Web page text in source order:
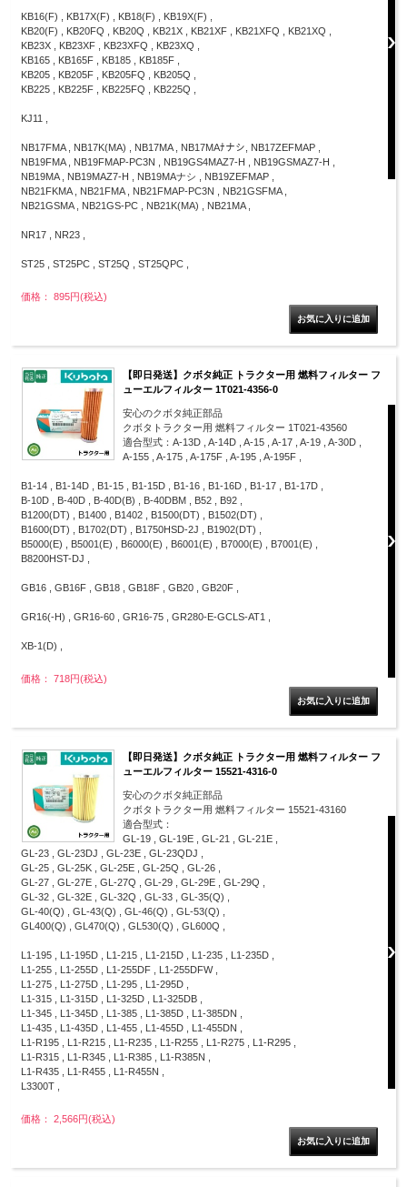
KB16(F) , KB17X(F) , KB18(F) , KB19X(F) ,
KB20(F) , KB20FQ , KB20Q , KB21X , KB21XF , KB21XFQ , KB21XQ ,
KB23X , KB23XF , KB23XFQ , KB23XQ ,
KB165 , KB165F , KB185 , KB185F ,
KB205 , KB205F , KB205FQ , KB205Q ,
KB225 , KB225F , KB225FQ , KB225Q ,
KJ11 ,
NB17FMA , NB17K(MA) , NB17MA , NB17MAﾅナシ, NB17ZEFMAP ,
NB19FMA , NB19FMAP-PC3N , NB19GS4MAZ7-H , NB19GSMAZ7-H ,
NB19MA , NB19MAZ7-H , NB19MAナシ , NB19ZEFMAP ,
NB21FKMA , NB21FMA , NB21FMAP-PC3N , NB21GSFMA ,
NB21GSMA , NB21GS-PC , NB21K(MA) , NB21MA ,
NR17 , NR23 ,
ST25 , ST25PC , ST25Q , ST25QPC ,
価格： 895円(税込)
【即日発送】クボタ純正 トラクター用 燃料フィルター フ
ューエルフィルター 1T021-4356-0
安心のクボタ純正部品
クボタトラクター用 燃料フィルター 1T021-43560
適合型式：A-13D , A-14D , A-15 , A-17 , A-19 , A-30D ,
A-155 , A-175 , A-175F , A-195 , A-195F ,
B1-14 , B1-14D , B1-15 , B1-15D , B1-16 , B1-16D , B1-17 , B1-17D ,
B-10D , B-40D , B-40D(B) , B-40DBM , B52 , B92 ,
B1200(DT) , B1400 , B1402 , B1500(DT) , B1502(DT) ,
B1600(DT) , B1702(DT) , B1750HSD-2J , B1902(DT) ,
B5000(E) , B5001(E) , B6000(E) , B6001(E) , B7000(E) , B7001(E) ,
B8200HST-DJ ,
GB16 , GB16F , GB18 , GB18F , GB20 , GB20F ,
GR16(-H) , GR16-60 , GR16-75 , GR280-E-GCLS-AT1 ,
XB-1(D) ,
価格： 718円(税込)
【即日発送】クボタ純正 トラクター用 燃料フィルター フ
ューエルフィルター 15521-4316-0
安心のクボタ純正部品
クボタトラクター用 燃料フィルター 15521-43160
適合型式：
GL-19 , GL-19E , GL-21 , GL-21E ,
GL-23 , GL-23DJ , GL-23E , GL-23QDJ ,
GL-25 , GL-25K , GL-25E , GL-25Q , GL-26 ,
GL-27 , GL-27E , GL-27Q , GL-29 , GL-29E , GL-29Q ,
GL-32 , GL-32E , GL-32Q , GL-33 , GL-35(Q) ,
GL-40(Q) , GL-43(Q) , GL-46(Q) , GL-53(Q) ,
GL400(Q) , GL470(Q) , GL530(Q) , GL600Q ,
L1-195 , L1-195D , L1-215 , L1-215D , L1-235 , L1-235D ,
L1-255 , L1-255D , L1-255DF , L1-255DFW ,
L1-275 , L1-275D , L1-295 , L1-295D ,
L1-315 , L1-315D , L1-325D , L1-325DB ,
L1-345 , L1-345D , L1-385 , L1-385D , L1-385DN ,
L1-435 , L1-435D , L1-455 , L1-455D , L1-455DN ,
L1-R195 , L1-R215 , L1-R235 , L1-R255 , L1-R275 , L1-R295 ,
L1-R315 , L1-R345 , L1-R385 , L1-R385N ,
L1-R435 , L1-R455 , L1-R455N ,
L3300T ,
価格： 2,566円(税込)